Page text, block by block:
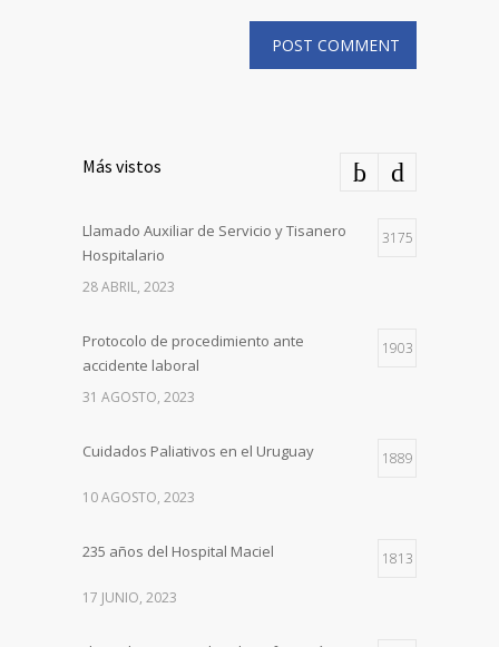
Más vistos
Llamado Auxiliar de Servicio y Tisanero
Hospitalario
3175
28 ABRIL, 2023
Protocolo de procedimiento ante
accidente laboral
1903
31 AGOSTO, 2023
Cuidados Paliativos en el Uruguay 1889
10 AGOSTO, 2023
235 años del Hospital Maciel 1813
17 JUNIO, 2023